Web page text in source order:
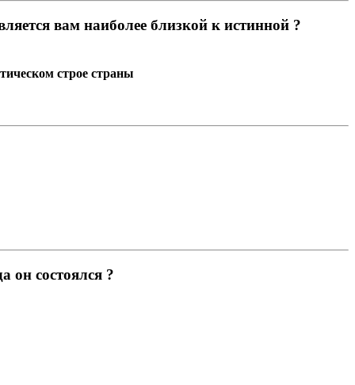
вам наиболее близкой к истинной ?
строе страны
он состоялся ?